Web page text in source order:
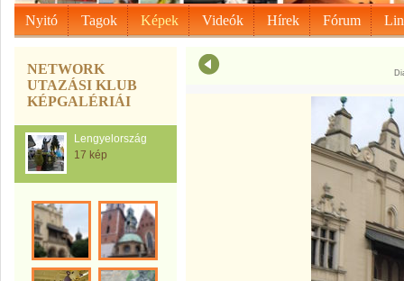
Nyitó Tagok Képek Videók Hírek Fórum
NETWORK
UTAZÁSI KLUB
KÉPGALÉRIÁI
Lengyelország
17 kép